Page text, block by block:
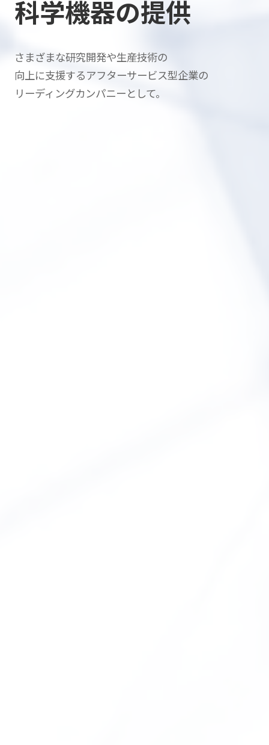
科学機器の提供
さまざまな研究開発や生産技術の
向上に支援するアフターサービス型企業の
リーディングカンパニーとして。